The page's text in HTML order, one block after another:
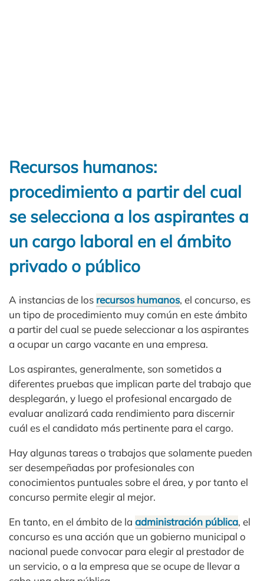
Recursos humanos:
procedimiento a partir del cual
se selecciona a los aspirantes a
un cargo laboral en el ámbito
privado o público
A instancias de los recursos humanos, el concurso, es
un tipo de procedimiento muy común en este ámbito
a partir del cual se puede seleccionar a los aspirantes
a ocupar un cargo vacante en una empresa.
Los aspirantes, generalmente, son sometidos a
diferentes pruebas que implican parte del trabajo que
desplegarán, y luego el profesional encargado de
evaluar analizará cada rendimiento para discernir
cuál es el candidato más pertinente para el cargo.
Hay algunas tareas o trabajos que solamente pueden
ser desempeñadas por profesionales con
conocimientos puntuales sobre el área, y por tanto el
concurso permite elegir al mejor.
En tanto, en el ámbito de la administración pública, el
concurso es una acción que un gobierno municipal o
nacional puede convocar para elegir al prestador de
un servicio, o a la empresa que se ocupe de llevar a